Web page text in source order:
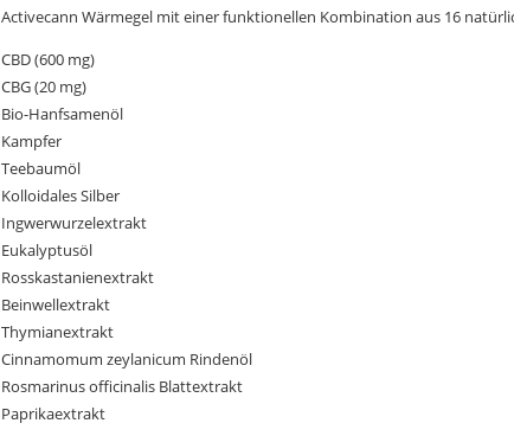
Activecann Wärmegel mit einer funktionellen Kombination aus 16
CBD (600 mg)
CBG (20 mg)
Bio-Hanfsamenöl
Kampfer
Teebaumöl
Kolloidales Silber
Ingwerwurzelextrakt
Eukalyptusöl
Rosskastanienextrakt
Beinwellextrakt
Thymianextrakt
Cinnamomum zeylanicum Rindenöl
Rosmarinus officinalis Blattextrakt
Paprikaextrakt